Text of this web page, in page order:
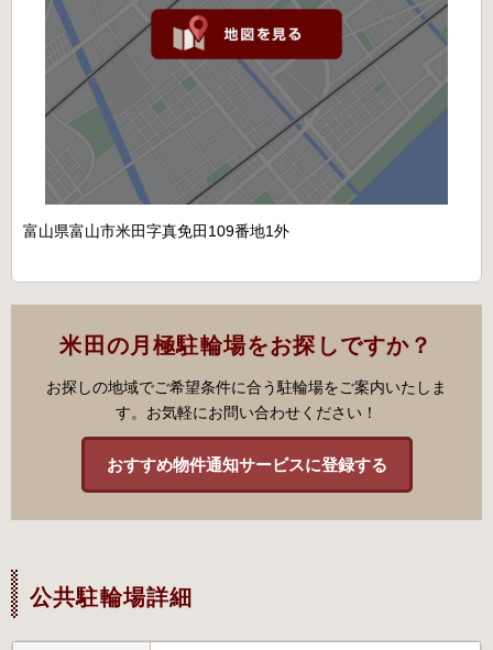
富山県富山市米田字真免田109番地1外
米田の月極駐輪場をお探しですか？
お探しの地域でご希望条件に合う駐輪場をご案内いたしま
す。お気軽にお問い合わせください！
おすすめ物件通知サービスに登録する
公共駐輪場詳細